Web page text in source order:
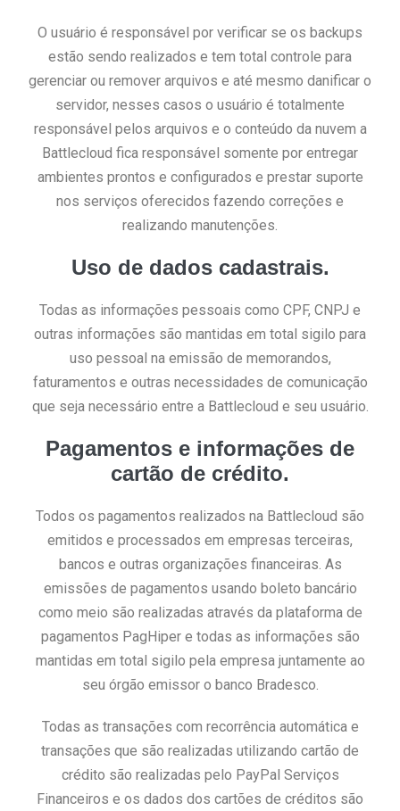
O usuário é responsável por verificar se os backups
estão sendo realizados e tem total controle para
gerenciar ou remover arquivos e até mesmo danificar o
servidor, nesses casos o usuário é totalmente
responsável pelos arquivos e o conteúdo da nuvem a
Battlecloud fica responsável somente por entregar
ambientes prontos e configurados e prestar suporte
nos serviços oferecidos fazendo correções e
realizando manutenções.
Uso de dados cadastrais.
Todas as informações pessoais como CPF, CNPJ e
outras informações são mantidas em total sigilo para
uso pessoal na emissão de memorandos,
faturamentos e outras necessidades de comunicação
que seja necessário entre a Battlecloud e seu usuário.
Pagamentos e informações de
cartão de crédito.
Todos os pagamentos realizados na Battlecloud são
emitidos e processados em empresas terceiras,
bancos e outras organizações financeiras. As
emissões de pagamentos usando boleto bancário
como meio são realizadas através da plataforma de
pagamentos PagHiper e todas as informações são
mantidas em total sigilo pela empresa juntamente ao
seu órgão emissor o banco Bradesco.
Todas as transações com recorrência automática e
transações que são realizadas utilizando cartão de
crédito são realizadas pelo PayPal Serviços
Financeiros e os dados dos cartões de créditos são